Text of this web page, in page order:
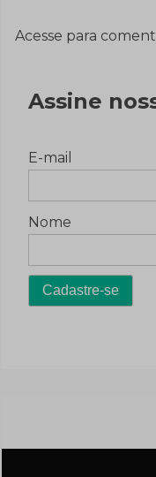
Acesse para
Assine
E-mail
Nome